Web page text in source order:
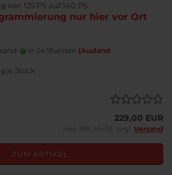
von 125 PS auf 140 PS
nur hier vor Ort
in 24 Stunden (Ausland
je Stück
229,00 EUR
inkl. 19% MwSt. zzgl. Versand
ZUM ARTIKEL